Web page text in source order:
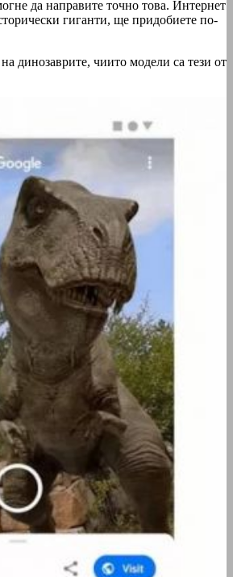
да направите точно това. Интернет
гиганти, ще придобиете по-
динозаврите, чиито модели са тези от